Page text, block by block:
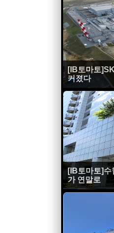
[IB토마토
커졌다
[IB토마토]수
가 연말로